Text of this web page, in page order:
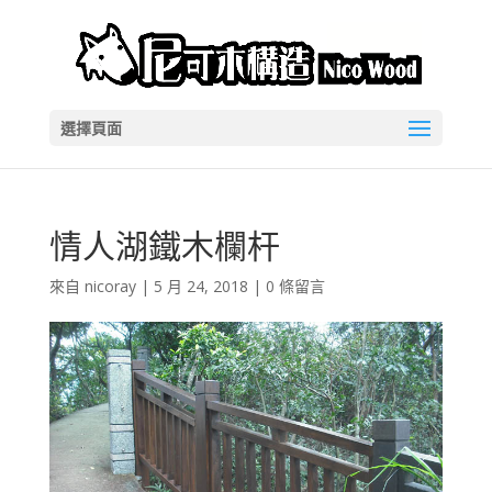
選擇頁面
情人湖鐵木欄杆
來自 nicoray| 5 月 24, 2018 | 0 條留言